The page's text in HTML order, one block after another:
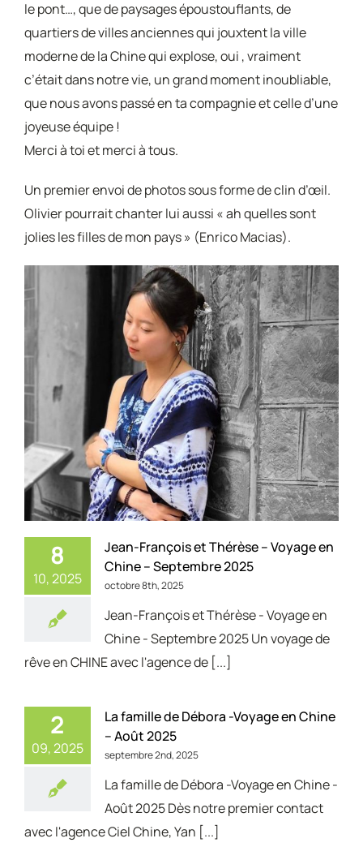
le pont…, que de paysages époustouflants, de
quartiers de villes anciennes qui jouxtent la ville
moderne de la Chine qui explose, oui , vraiment
c’était dans notre vie, un grand moment inoubliable,
que nous avons passé en ta compagnie et celle d’une
joyeuse équipe !
Merci à toi et merci à tous.
Un premier envoi de photos sous forme de clin d’œil.
Olivier pourrait chanter lui aussi « ah quelles sont
jolies les filles de mon pays » (Enrico Macias).
8
10, 2025
Jean-François et Thérèse – Voyage en
Chine – Septembre 2025
octobre 8th, 2025
Jean-François et Thérèse - Voyage en
Chine - Septembre 2025 Un voyage de
rêve en CHINE avec l'agence de [...]
2
09, 2025
La famille de Débora -Voyage en Chine
– Août 2025
septembre 2nd, 2025
La famille de Débora -Voyage en Chine -
Août 2025 Dès notre premier contact
avec l'agence Ciel Chine, Yan [...]